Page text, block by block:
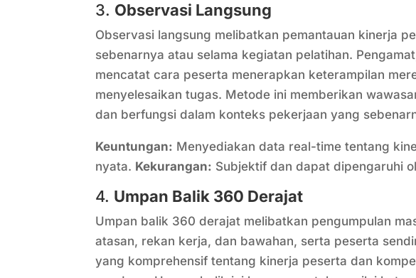
3. Observasi Langsung
Observasi langsung melibatkan pemantauan kinerja
sebenarnya atau selama kegiatan pelatihan.
mencatat cara peserta menerapkan keterampilan
menyelesaikan tugas. Metode ini memberikan
dan berfungsi dalam konteks pekerjaan yang
Keuntungan: Menyediakan data real-time tentang
nyata. Kekurangan: Subjektif dan dapat dipengaruhi
4. Umpan Balik 360 Derajat
Umpan balik 360 derajat melibatkan pengumpulan
atasan, rekan kerja, dan bawahan, serta peserta
yang komprehensif tentang kinerja peserta dan